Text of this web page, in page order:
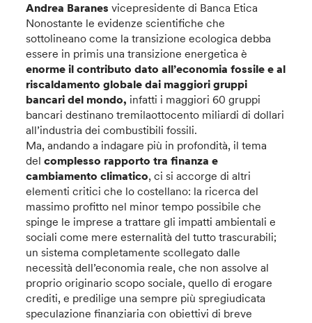
Andrea Baranesvicepresidente di Banca Etica
Nonostante le evidenze scientifiche che
sottolineano come la transizione ecologica debba
essere in primis una transizione energetica è
enorme il contributo dato all’economia fossile e al
riscaldamento globale dai maggiori gruppi
bancari del mondo, infatti i maggiori 60 gruppi
bancari destinano tremilaottocento miliardi di dollari
all’industria dei combustibili fossili.
Ma, andando a indagare più in profondità, il tema
del complesso rapporto tra finanza e
cambiamento climatico, ci si accorge di altri
elementi critici che lo costellano: la ricerca del
massimo profitto nel minor tempo possibile che
spinge le imprese a trattare gli impatti ambientali e
sociali come mere esternalità del tutto trascurabili;
un sistema completamente scollegato dalle
necessità dell’economia reale, che non assolve al
proprio originario scopo sociale, quello di erogare
crediti, e predilige una sempre più spregiudicata
speculazione finanziaria con obiettivi di breve